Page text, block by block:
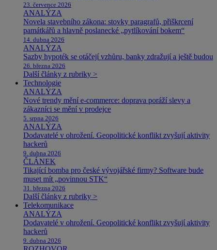
23. července 2026
ANALÝZA
Novela stavebního zákona: stovky paragrafů, přiškrcení
památkářů a hlavně poslanecké „pytlíkování bokem“
14. dubna 2026
ANALÝZA
Sazby hypoték se otáčejí vzhůru, banky zdražují a ještě budou
26. března 2026
Další články z rubriky >
Technologie
ANALÝZA
Nové trendy mění e-commerce: doprava poráží slevy a
zákazníci se mění v prodejce
5. srpna 2026
ANALÝZA
Dodavatelé v ohrožení. Geopolitické konflikt zvyšují aktivity
hackerů
9. dubna 2026
ČLÁNEK
Tikající bomba pro české vývojářské firmy? Software bude
muset mít „povinnou STK“
31. března 2026
Další články z rubriky >
Telekomunikace
ANALÝZA
Dodavatelé v ohrožení. Geopolitické konflikt zvyšují aktivity
hackerů
9. dubna 2026